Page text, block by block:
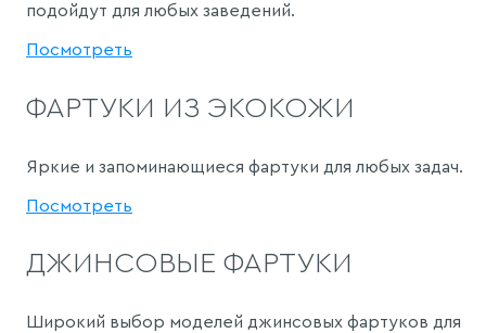
подойдут для любых заведений.
Посмотреть
ФАРТУКИ ИЗ ЭКОКОЖИ
Яркие и запоминающиеся фартуки для любых задач.
Посмотреть
ДЖИНСОВЫЕ ФАРТУКИ
Широкий выбор моделей джинсовых фартуков для